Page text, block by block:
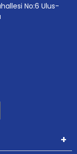
No:6 Ulus-